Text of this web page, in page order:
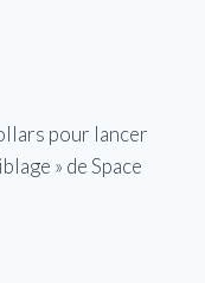
pour lancer
» de Space